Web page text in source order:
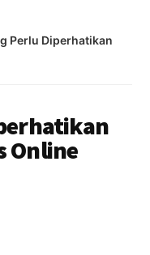
Perlu Diperhatikan
Online